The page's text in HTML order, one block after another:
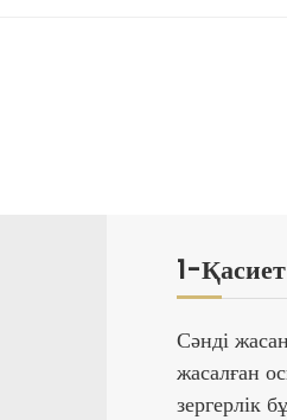
1-Қасиет
Сәнді
жасалған
зергерлік